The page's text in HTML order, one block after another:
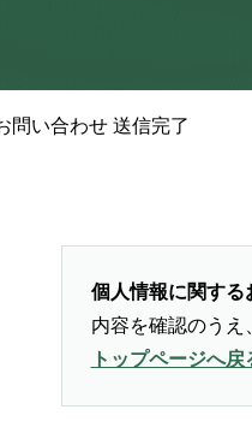
問い合わせ 送信完了
個人情報に関する
内容を確認のうえ
トップページへ戻